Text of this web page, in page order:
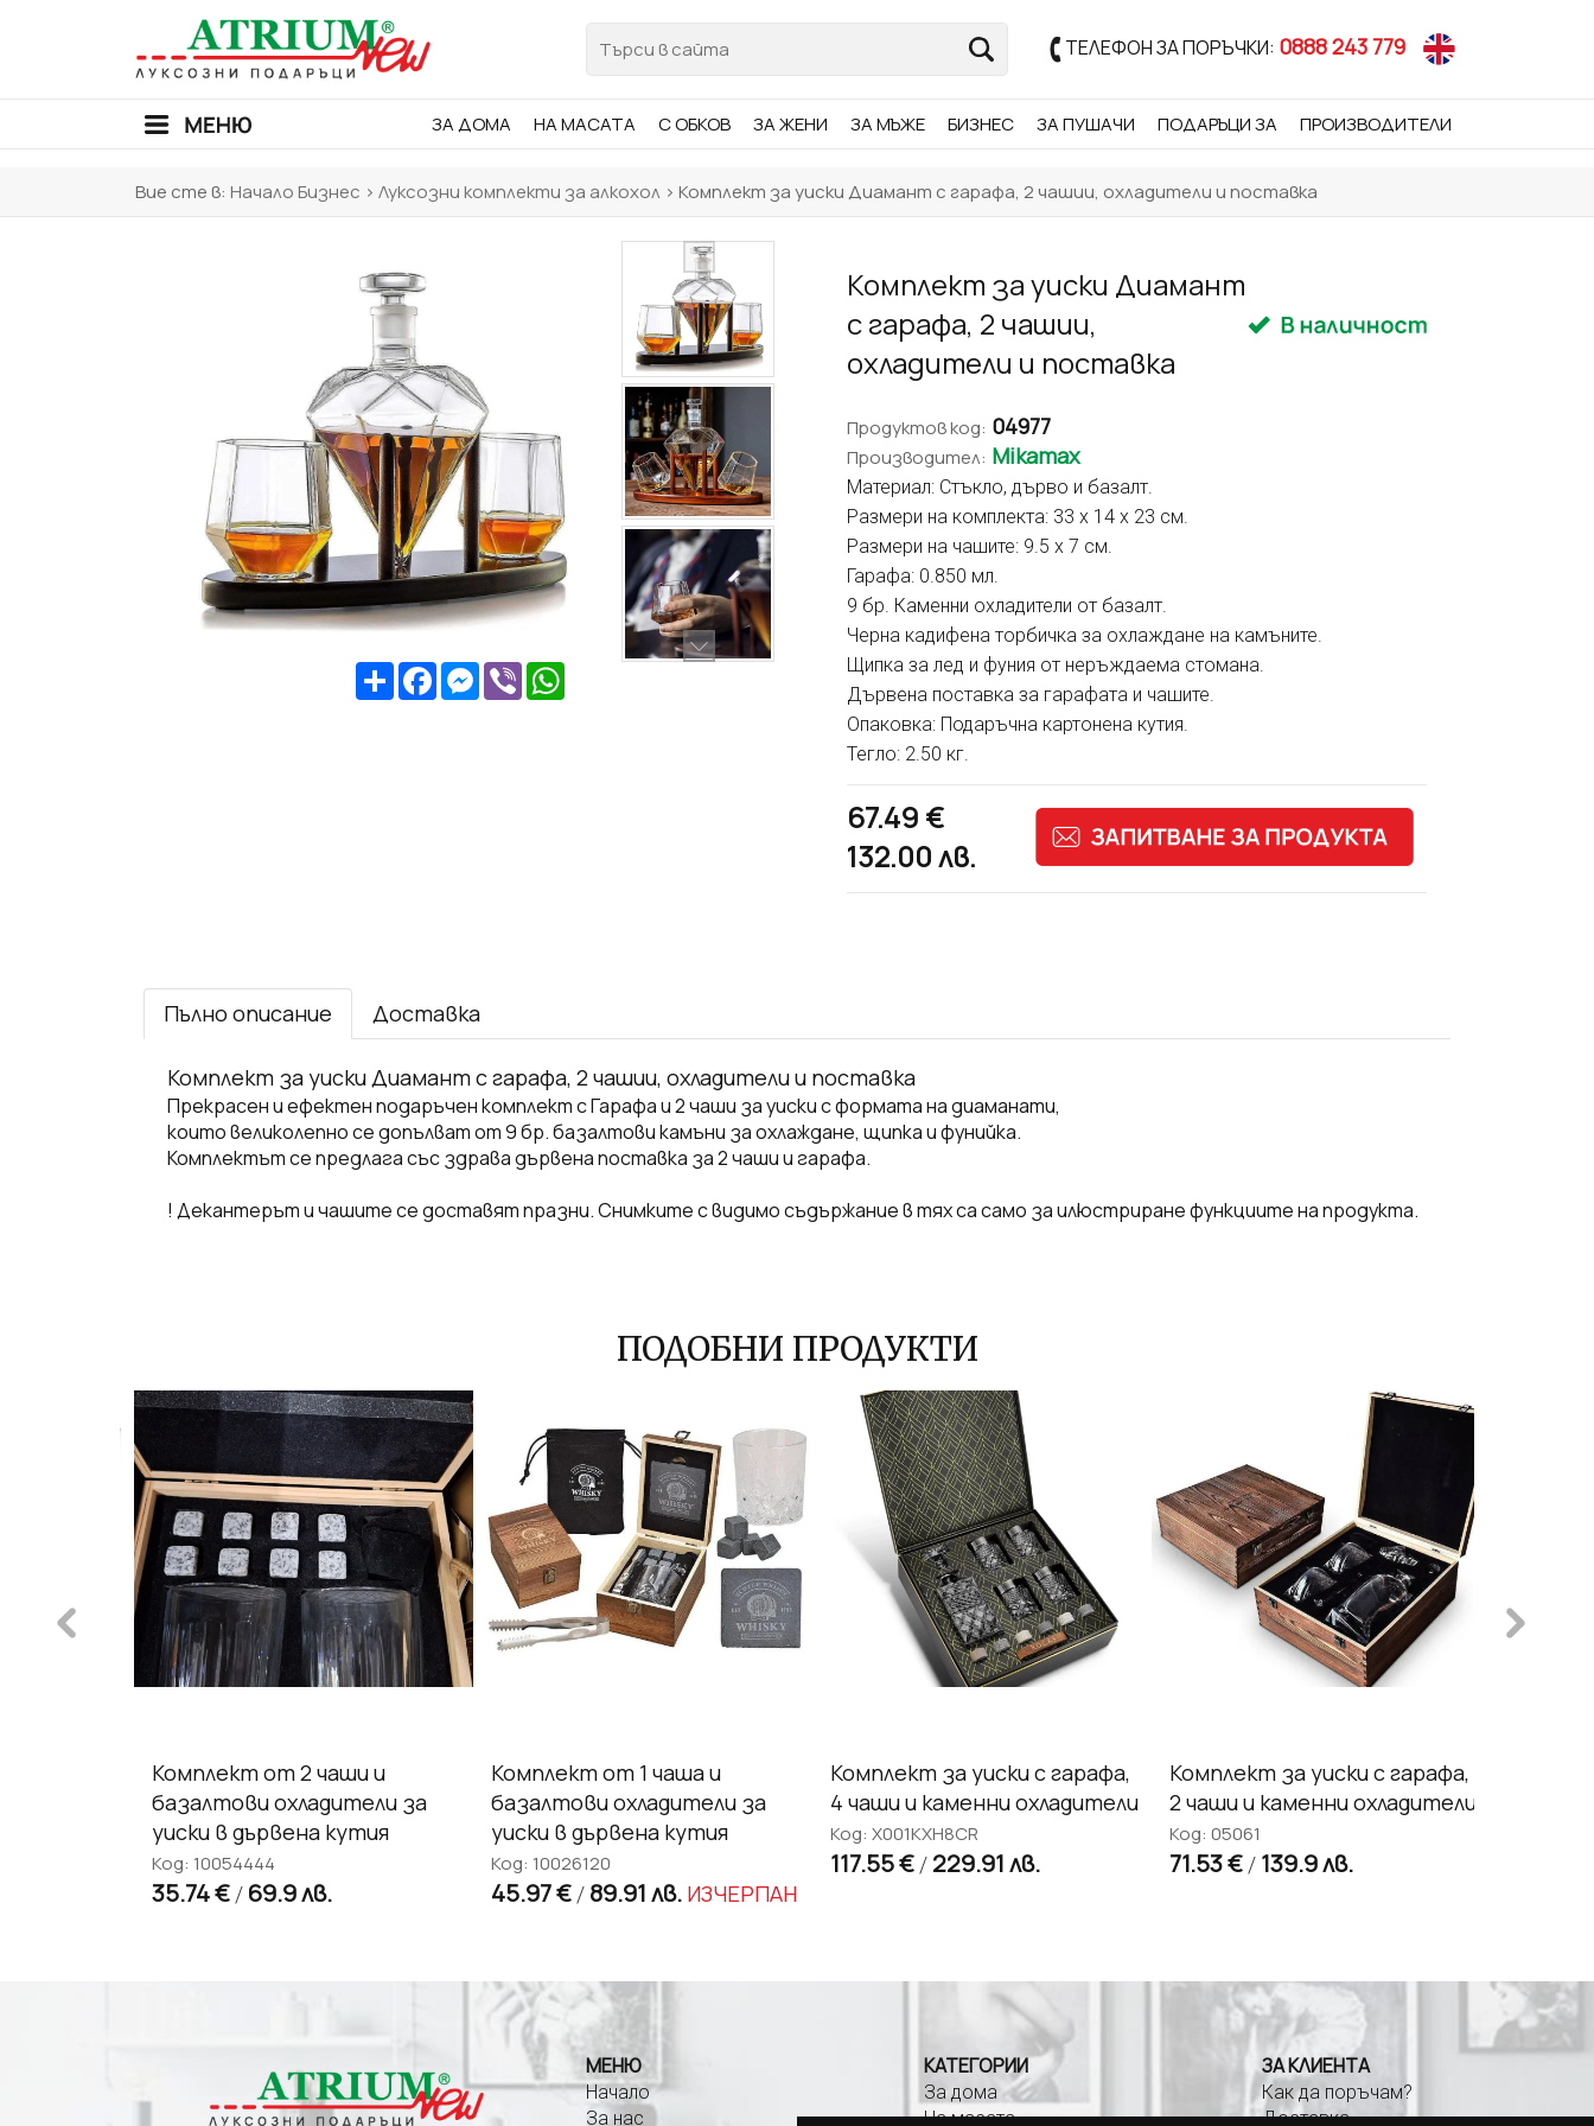
ТЕЛЕФОН ЗА ПОРЪЧКИ: 0888 243 779
ЗА ДОМА НА МАСАТА С ОБКОВ ЗА ЖЕНИ ЗА МЪЖЕ БИЗНЕС ЗА ПУШАЧИ ПОДАРЪЦИ ЗА ПРОИЗВОДИТЕЛИ
Вие сте в: НачалоБизнес > Луксозни комплекти за алкохол > Комплект за уиски Диамант с гарафа, 2 чашии, охладители и поставка
ShareFacebook
Messenger
ViberWhatsApp
Комплект за уиски Диамант
с гарафа, 2 чашии,
охладители и поставка
Продуктов код: 04977
Производител: Mikamax
Материал: Стъкло, дърво и базалт.
Размери на комплекта: 33 x 14 x 23 см.
Размери на чашите: 9.5 x 7 см.
Гарафа: 0.850 мл.
9 бр. Каменни охладители от базалт.
Черна кадифена торбичка за охлаждане на камъните.
Щипка за лед и фуния от неръждаема стомана.
Дървена поставка за гарафата и чашите.
Опаковка: Подаръчна картонена кутия.
Тегло: 2.50 кг.
67.49 €
132.00лв.
Пълно описание Доставка
Комплект за уиски Диамант с гарафа, 2 чашии, охладители и поставка
Прекрасен и ефектен подаръчен комплект с Гарафа и 2 чаши за уиски с формата на диаманати,
които великолепно се допълват от 9 бр. базалтови камъни за охлаждане, щипка и фунийка.
Комплектът се предлага със здрава дървена поставка за 2 чаши и гарафа.
! Декантерът и чашите се доставят празни. Снимките с видимо съдържание в тях са само за илюстриране функциите на продукта.
ПОДОБНИ ПРОДУКТИ
Комплект от 2 чаши и
базалтови охладители за
уиски в дървена кутия
Код: 10054444
35.74 € / 69.9 лв.
Комплект от 1 чаша и
базалтови охладители за
уиски в дървена кутия
Код: 10026120
45.97 € / 89.91 лв. ИЗЧЕРПАН
Комплект за уиски с гарафа,
4 чаши и каменни охладители
Код: X001KXH8CR
117.55 € / 229.91 лв.
Комплект за уиски с гарафа,
2 чаши и каменни охладители
Код: 05061
71.53 € / 139.9 лв.
МЕНЮ
Начало
За нас
КАТЕГОРИИ
За дома
На масата
ЗА КЛИЕНТА
Как да поръчам?
Доставка